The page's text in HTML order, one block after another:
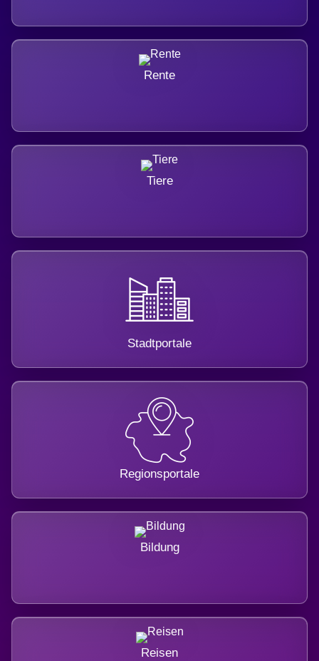
Rente
Tiere
Stadtportale
Regionsportale
Bildung
Reisen